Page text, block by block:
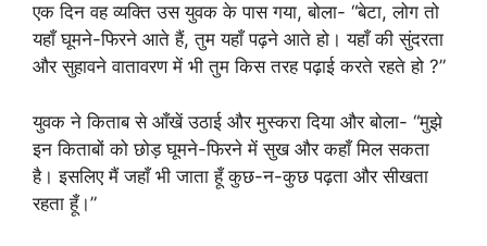
एक दिन वह व्यक्ति उस युवक के पास गया, बोला- “बेटा, लोग तो
यहाँ घूमने-फिरने आते हैं, तुम यहाँ पढ़ने आते हो। यहाँ की सुंदरता
और सुहावने वातावरण में भी तुम किस तरह पढ़ाई करते रहते हो ?”
युवक ने किताब से आँखें उठाई और मुस्करा दिया और बोला- “मुझे
इन किताबों को छोड़ घूमने-फिरने में सुख और कहाँ मिल सकता
है। इसलिए मैं जहाँ भी जाता हूँ कुछ-न-कुछ पढ़ता और सीखता
रहता हूँ।”